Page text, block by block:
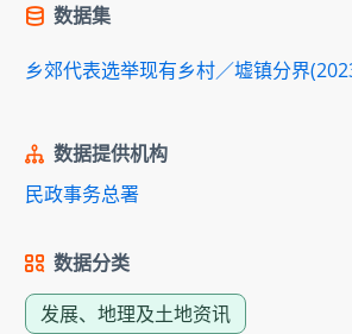
数据集
乡郊代表选举现有乡村／墟镇分界
数据提供机构
民政事务总署
数据分类
发展、地理及土地资讯